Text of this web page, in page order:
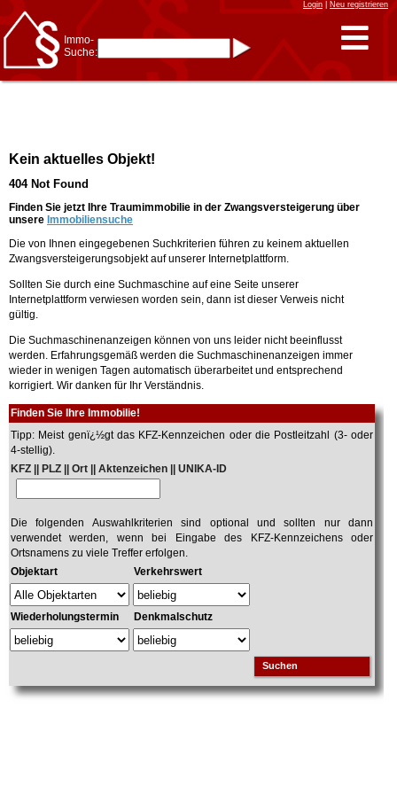
Login| Neu registrieren
Immo-
Suche:
* Suche verfeinern durch
Kombinieren
Frankfurt/Oder
am Main
Immobiliensuche
nach Kreis
nach Amtsgericht
Kein aktuelles Objekt!
404 Not Found
Finden Sie jetzt Ihre Traumimmobilie in der Zwangsversteigerung über
unsere Immobiliensuche
Die von Ihnen eingegebenen Suchkriterien führen zu keinem aktuellen
Zwangsversteigerungsobjekt auf unserer Internetplattform.
Sollten Sie durch eine Suchmaschine auf eine Seite unserer
Internetplattform verwiesen worden sein, dann ist dieser Verweis nicht
gültig.
Die Suchmaschinenanzeigen können von uns leider nicht beeinflusst
werden. Erfahrungsgemäß werden die Suchmaschinenanzeigen immer
wieder in wenigen Tagen automatisch überarbeitet und entsprechend
korrigiert. Wir danken für Ihr Verständnis.
Finden Sie Ihre Immobilie!
Tipp: Meist genï¿½gt das KFZ-Kennzeichen oder die Postleitzahl (3- oder
4-stellig).
KFZ || PLZ || Ort || Aktenzeichen || UNIKA-ID
Die folgenden Auswahlkriterien sind optional und sollten nur dann
verwendet werden, wenn bei Eingabe des KFZ-Kennzeichens oder
Ortsnamens zu viele Treffer erfolgen.
Objektart
Verkehrswert
Wiederholungstermin Denkmalschutz
Suchen